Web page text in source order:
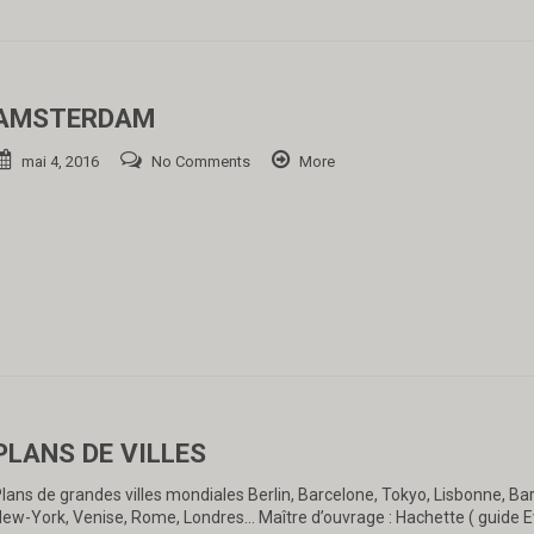
mai 4, 2016 No Comments More
DE VILLES
de grandes villes mondiales Berlin, Barcelone, Tokyo, Lisbonne,
York, Venise, Rome, Londres… Maître d’ouvrage : Hachette ( guide